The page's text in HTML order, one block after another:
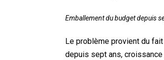
Emballement du budget depuis
Le problème provient du
depuis sept ans,